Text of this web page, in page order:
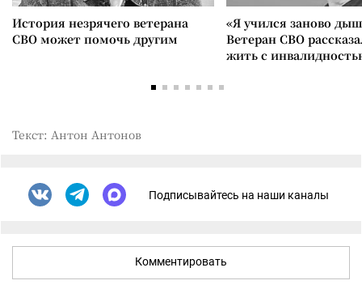
История незрячего ветерана
СВО может помочь другим
«Я учился заново
Ветеран СВО
жить с
Текст: Антон Антонов
Подписывайтесь на наши каналы
Комментировать